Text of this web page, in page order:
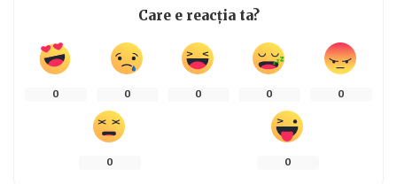
Care e reacția ta?
0 0 0 0 0
0 0